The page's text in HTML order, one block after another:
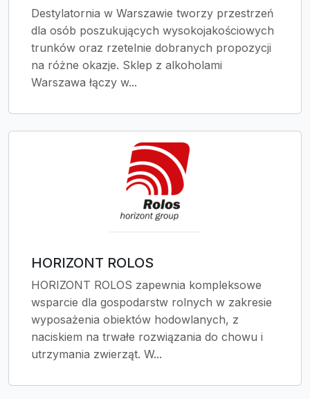
Destylatornia w Warszawie tworzy przestrzeń
dla osób poszukujących wysokojakościowych
trunków oraz rzetelnie dobranych propozycji
na różne okazje. Sklep z alkoholami
Warszawa łączy w...
HORIZONT ROLOS
HORIZONT ROLOS zapewnia kompleksowe
wsparcie dla gospodarstw rolnych w zakresie
wyposażenia obiektów hodowlanych, z
naciskiem na trwałe rozwiązania do chowu i
utrzymania zwierząt. W...